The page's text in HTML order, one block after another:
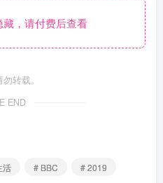
，请付费后查看
转载。
END
活 # BBC # 2019